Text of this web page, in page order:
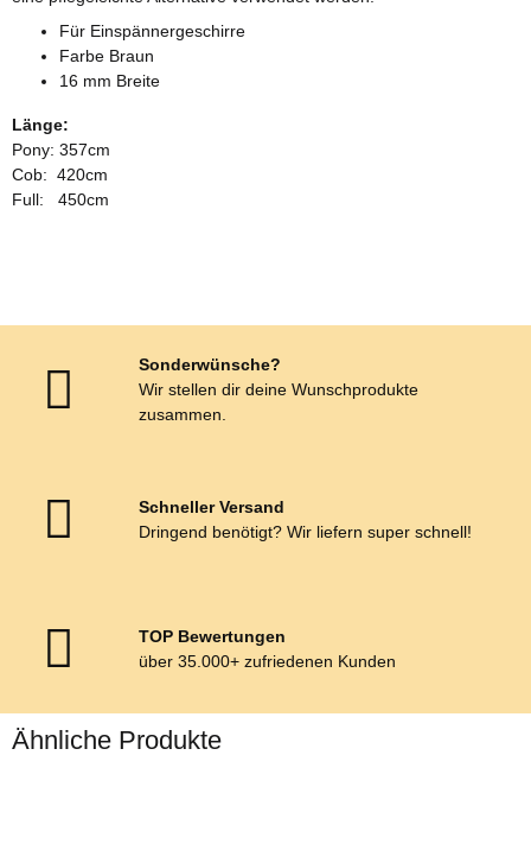
Für Einspännergeschirre
Farbe Braun
16 mm Breite
Länge:
Pony: 357cm
Cob: 420cm
Full: 450cm
Sonderwünsche?
Wir stellen dir deine Wunschprodukte
zusammen.
Schneller Versand
Dringend benötigt? Wir liefern super schnell!
TOP Bewertungen
über 35.000+ zufriedenen Kunden
Ähnliche Produkte